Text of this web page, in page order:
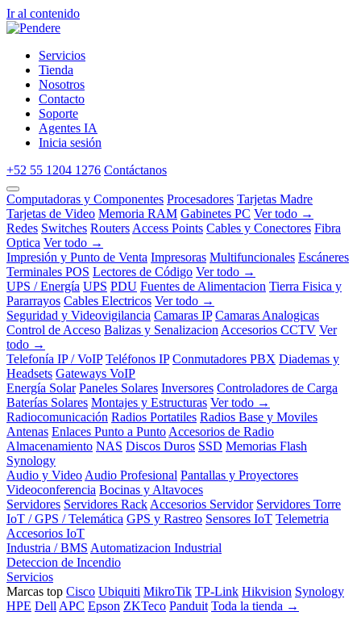
Ir al contenido
Servicios
Tienda
Nosotros
Contacto
Soporte
Agentes IA
Inicia sesión
+52 55 1204 1276 Contáctanos
Computadoras y Componentes Procesadores Tarjetas Madre
Tarjetas de Video Memoria RAM Gabinetes PC Ver todo →
Redes Switches Routers Access Points Cables y Conectores Fibra
Optica Ver todo →
Impresión y Punto de Venta Impresoras Multifuncionales Escáneres
Terminales POS Lectores de Código Ver todo →
UPS / Energía UPS PDU Fuentes de Alimentacion Tierra Fisica y
Pararrayos Cables Electricos Ver todo →
Seguridad y Videovigilancia Camaras IP Camaras Analogicas
Control de Acceso Balizas y Senalizacion Accesorios CCTV Ver
todo →
Telefonía IP / VoIP Teléfonos IP Conmutadores PBX Diademas y
Headsets Gateways VoIP
Energía Solar Paneles Solares Inversores Controladores de Carga
Baterías Solares Montajes y Estructuras Ver todo →
Radiocomunicación Radios Portatiles Radios Base y Moviles
Antenas Enlaces Punto a Punto Accesorios de Radio
Almacenamiento NAS Discos Duros SSD Memorias Flash
Synology
Audio y Video Audio Profesional Pantallas y Proyectores
Videoconferencia Bocinas y Altavoces
Servidores Servidores Rack Accesorios Servidor Servidores Torre
IoT / GPS / Telemática GPS y Rastreo Sensores IoT Telemetria
Accesorios IoT
Industria / BMS Automatizacion Industrial
Deteccion de Incendio
Servicios
Marcas top Cisco Ubiquiti MikroTik TP-Link Hikvision Synology
HPE Dell APC Epson ZKTeco Panduit Toda la tienda →